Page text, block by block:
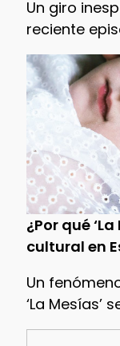
Un giro
reciente
¿Por qué
cultural en
Un
‘La Mesías’